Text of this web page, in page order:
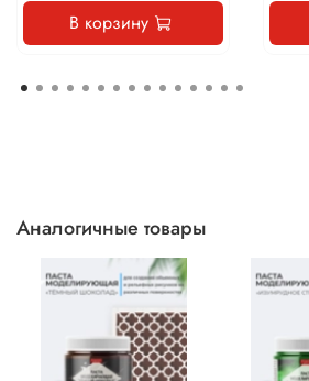
В корзину
Аналогичные товары